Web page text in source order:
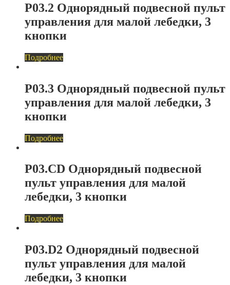
P03.2 Однорядный подвесной пульт
управления для малой лебедки, 3
кнопки
Подробнее
P03.3 Однорядный подвесной пульт
управления для малой лебедки, 3
кнопки
Подробнее
P03.CD Однорядный подвесной
пульт управления для малой
лебедки, 3 кнопки
Подробнее
P03.D2 Однорядный подвесной
пульт управления для малой
лебедки, 3 кнопки